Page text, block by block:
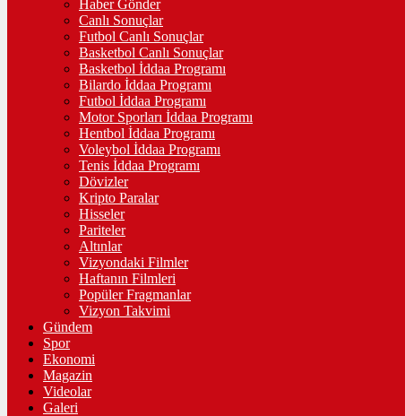
Haber Gönder
Canlı Sonuçlar
Futbol Canlı Sonuçlar
Basketbol Canlı Sonuçlar
Basketbol İddaa Programı
Bilardo İddaa Programı
Futbol İddaa Programı
Motor Sporları İddaa Programı
Hentbol İddaa Programı
Voleybol İddaa Programı
Tenis İddaa Programı
Dövizler
Kripto Paralar
Hisseler
Pariteler
Altınlar
Vizyondaki Filmler
Haftanın Filmleri
Popüler Fragmanlar
Vizyon Takvimi
Gündem
Spor
Ekonomi
Magazin
Videolar
Galeri